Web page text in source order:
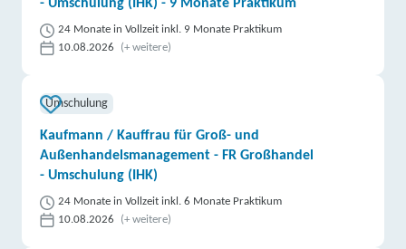
- Umschulung (IHK) - 9 Monate Praktikum
24 Monate in Vollzeit inkl. 9 Monate Praktikum
10.08.2026
(+ weitere)
Umschulung
Kaufmann / Kauffrau für Groß- und
Außenhandelsmanagement - FR Großhandel
- Umschulung (IHK)
24 Monate in Vollzeit inkl. 6 Monate Praktikum
10.08.2026
(+ weitere)